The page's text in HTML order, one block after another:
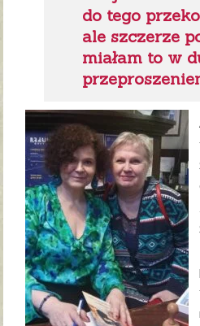
do tego
ale szczerze
miałam to w